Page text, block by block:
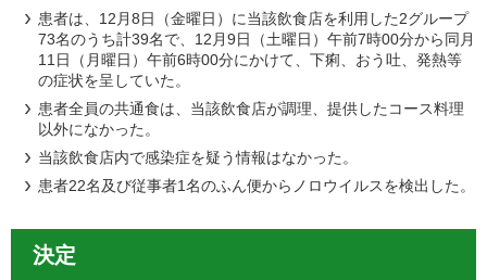
患者は、12月8日（金曜日）に当該飲食店を利用した2グループ
73名のうち計39名で、12月9日（土曜日）午前7時00分から同月
11日（月曜日）午前6時00分にかけて、下痢、おう吐、発熱等
の症状を呈していた。
患者全員の共通食は、当該飲食店が調理、提供したコース料理
以外になかった。
当該飲食店内で感染症を疑う情報はなかった。
患者22名及び従事者1名のふん便からノロウイルスを検出した。
決定